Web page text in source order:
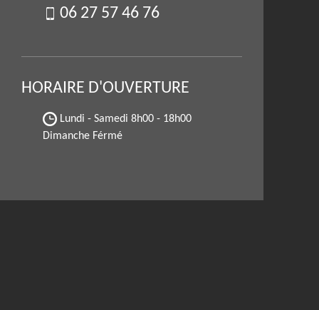
06 27 57 46 76
HORAIRE D'OUVERTURE
Lundi - Samedi 8h00 - 18h00
Dimanche Férmé